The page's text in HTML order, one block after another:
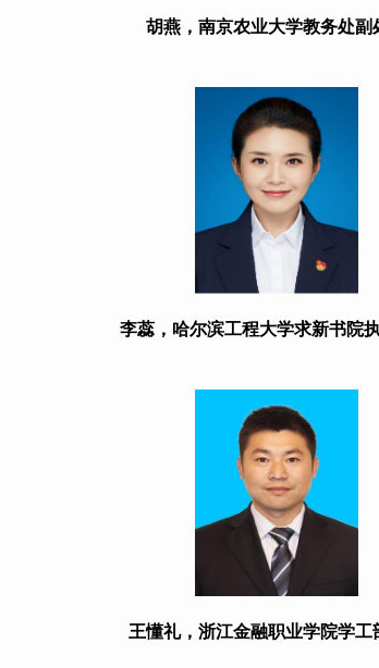
胡燕，南京农业大学教务处副
李蕊，哈尔滨工程大学求新书院
王懂礼，浙江金融职业学院学工